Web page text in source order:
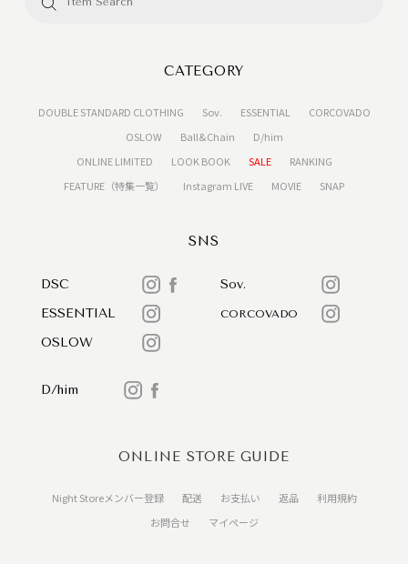
CATEGORY
DOUBLE STANDARD CLOTHING Sov. ESSENTIAL
CORCOVADO
OSLOW
Ball&Chain
D/him
ONLINE LIMITED
LOOK BOOK SALE
RANKING
FEATURE（特集一覧）
Instagram LIVE MOVIE SNAP
SNS
DSC
Sov.
ESSENTIAL
CORCOVADO
OSLOW
D/him
ONLINE STORE GUIDE
Night Storeメンバー登録 配送 お支払い 返品
利用規約
お問合せ
マイページ